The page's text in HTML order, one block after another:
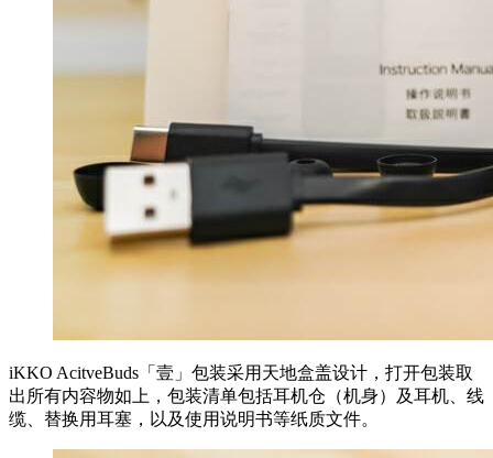
iKKO AcitveBuds「壹」包装采用天地盒盖设计，打开包装取
出所有内容物如上，包装清单包括耳机仓（机身）及耳机、线
缆、替换用耳塞，以及使用说明书等纸质文件。